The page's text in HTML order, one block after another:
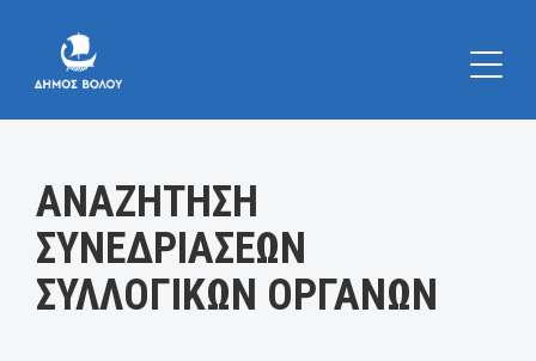
ΑΝΑΖΗΤΗΣΗ
ΣΥΝΕΔΡΙΑΣΕΩΝ
ΣΥΛΛΟΓΙΚΩΝ ΟΡΓΑΝΩΝ